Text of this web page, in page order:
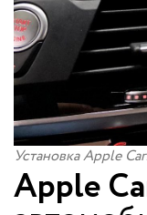
Установка Apple
Apple